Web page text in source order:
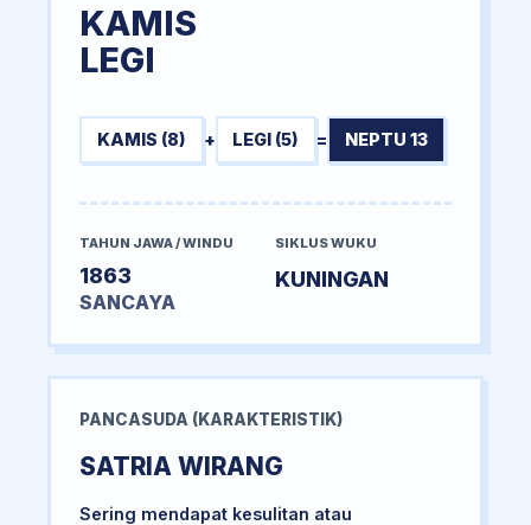
KAMIS
LEGI
KAMIS (8) + LEGI (5) = NEPTU 13
TAHUN JAWA / WINDU
1863
SANCAYA
SIKLUS WUKU
KUNINGAN
PANCASUDA (KARAKTERISTIK)
SATRIA WIRANG
Sering mendapat kesulitan atau